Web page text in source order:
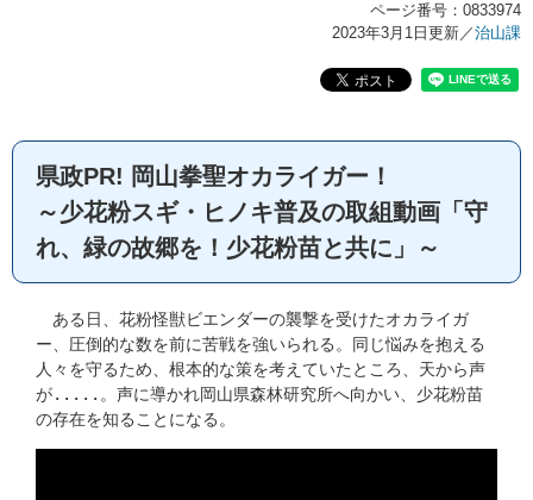
ページ番号：0833974
2023年3月1日更新／治山課
県政PR! 岡山拳聖オカライガー！
～少花粉スギ・ヒノキ普及の取組動画「守
れ、緑の故郷を！少花粉苗と共に」～
ある日、花粉怪獣ビエンダーの襲撃を受けたオカライガ
ー、圧倒的な数を前に苦戦を強いられる。同じ悩みを抱える
人々を守るため、根本的な策を考えていたところ、天から声
が.....。声に導かれ岡山県森林研究所へ向かい、少花粉苗
の存在を知ることになる。